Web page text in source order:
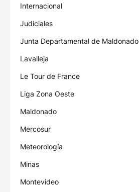
Internacional
Judiciales
Junta Departamental de Maldonado
Lavalleja
Le Tour de France
Liga Zona Oeste
Maldonado
Mercosur
Meteorología
Minas
Montevideo